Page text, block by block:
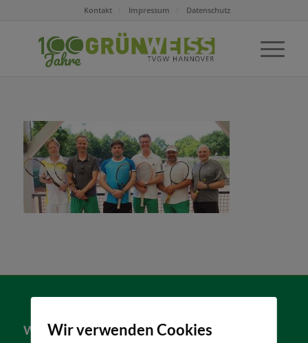
Kontakt Impressum Datenschutz
Wer sind wir?
Wir verwenden Cookies